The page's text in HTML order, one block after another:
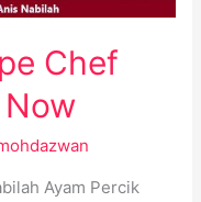
Chef
Ayam Percik